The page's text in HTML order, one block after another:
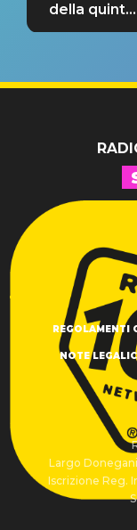
della quinta
tappa
REGOLAMENTI
NOTE LEGALI
Largo Donegani,
Iscrizione Reg.